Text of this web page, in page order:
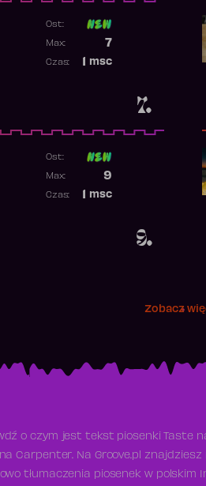
7.
Ost:
7
Max:
msc
Czas:
9.
Ost:
9
Max:
msc
Czas:
Zobacz
o czym jest tekst piosenki Taste
Carpenter. Na Groove.pl znajdziesz
tłumaczenia piosenek w polskim